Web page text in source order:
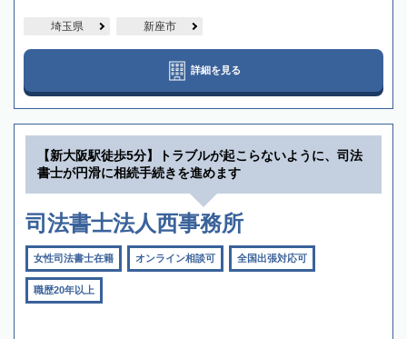
埼玉県 新座市
詳細を見る
【新大阪駅徒歩5分】トラブルが起こらないように、司法
書士が円滑に相続手続きを進めます
司法書士法人西事務所
女性司法書士在籍 オンライン相談可 全国出張対応可
職歴20年以上